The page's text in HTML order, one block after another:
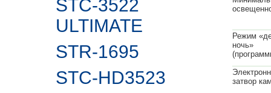
STC-3522
ULTIMATE
STR-1695
STC-HD3523
Режим
ночь»
затвор